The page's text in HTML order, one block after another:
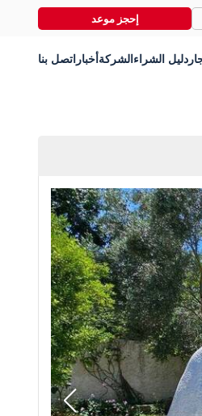
إحجز موعد
دليل الشراءالشركةأخبار اتصل بنا